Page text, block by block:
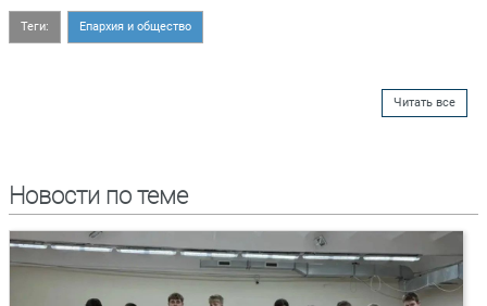
Теги: Епархия и общество
Читать все
Новости по теме